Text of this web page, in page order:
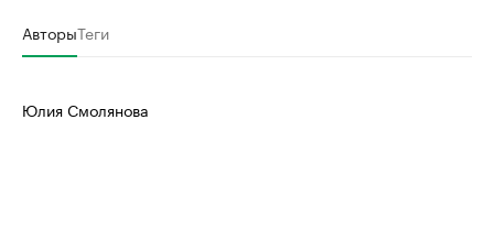
АвторыТеги
Юлия Смолянова